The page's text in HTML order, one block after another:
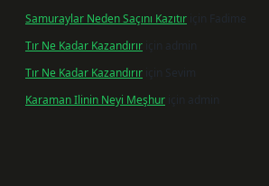
Samuraylar Neden Saçını Kazıtır için
Fadime
Tır Ne Kadar Kazandırır için
admin
Tır Ne Kadar Kazandırır için Sevim
Karaman Ilinin Neyi Meşhur için admin